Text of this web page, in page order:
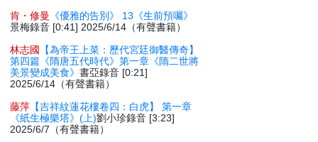
肯・修曼
《優雅的告別》 13《生前預囑》
景梅錄音 [0:41] 2025/6/14（有聲書籍）
林志國
【為帝王上菜：歷代宮廷御醫傳奇】
第四篇《隋唐五代時代》第一章《隋二世將
美景變成美食》書亞錄音 [0:21]
2025/6/14（有聲書籍）
藤萍 【吉祥紋蓮花樓卷四：白虎】 第一章
《紙生極樂塔》(上)劉小珍錄音 [3:23]
2025/6/7（有聲書籍）